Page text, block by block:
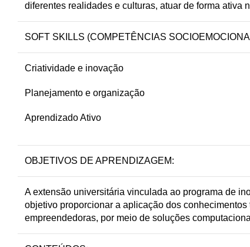
diferentes realidades e culturas, atuar de forma ativa
SOFT SKILLS (COMPETÊNCIAS
Criatividade e inovação
Planejamento e organização
Aprendizado Ativo
OBJETIVOS DE APRENDIZAGEM:
A extensão universitária vinculada ao programa de
objetivo proporcionar a aplicação dos
empreendedoras, por meio de soluções